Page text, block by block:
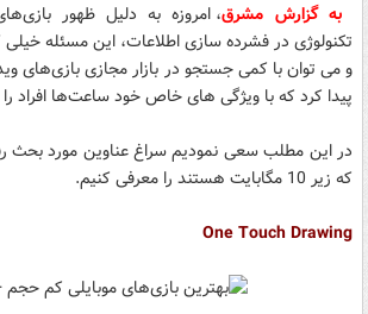
به گزارش مشرق، امروزه به دلیل ظهور
تکنولوژی در فشرده سازی اطلاعات، این مسئله
و می توان با کمی جستجو در بازار مجازی بازی‌های
پیدا کرد که با ویژگی های خاص خود ساعت‌ها افراد
در این مطلب سعی نمودیم سراغ عناوین مورد بحث
که زیر 10 مگابایت هستند را معرفی کنیم.
One Touch Drawing